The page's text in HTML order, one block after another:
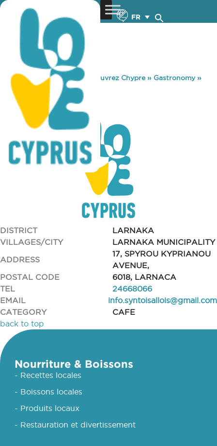
FR
You are here: Home »Découvrez Chypre» Gastronomy»
ΣΥΝ ΤΟΙΣ ΑΛΛΟΙΣ
ΣΥΝ ΤΟΙΣ ΑΛΛΟΙΣ
DISTRICT
LARNAKA
VILLAGES/CITY
LARNAKA MUNICIPALITY
ADDRESS
17, SPYROU KYPRIANOU
AVENUE,
POSTAL CODE
6018, LARNACA
TEL
24668066
EMAIL
info.syntoisallois@gmail.com
CATEGORY
CAFE
back to top
Nourriture & Boissons
- Recettes locales
- Boissons locales
- Produits locaux
- Restauration et divertissement